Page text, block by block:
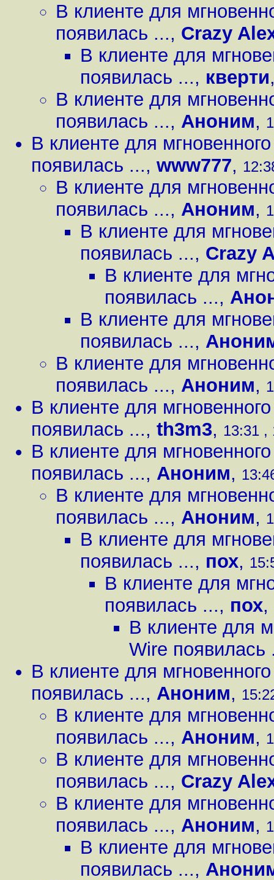
В клиенте для
появилась ..., Crazy
В клиенте для
появилась ..., кверти
В клиенте для
появилась ..., Аноним,
В клиенте для
появилась ..., www777,
В клиенте для
появилась ..., Аноним,
В клиенте для
появилась ..., Crazy
В клиенте для
появилась ...,
В клиенте для
появилась ...,
В клиенте для
появилась ..., Аноним,
В клиенте для
появилась ..., th3m3, 13:31 ,
В клиенте для
появилась ..., Аноним,
В клиенте для
появилась ..., Аноним,
В клиенте для
появилась ..., пох,
В клиенте для
появилась ..., пох,
В клиенте для
Wire появилась
В клиенте для
появилась ..., Аноним,
В клиенте для
появилась ..., Аноним,
В клиенте для
появилась ..., Crazy
В клиенте для
появилась ..., Аноним,
В клиенте для
появилась ...,